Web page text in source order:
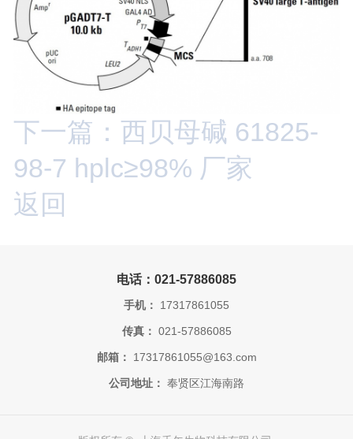
下一篇：西贝母碱 61825-
98-7 hplc≥98% 厂家
返回
电话：021-57886085
手机： 17317861055
传真： 021-57886085
邮箱： 17317861055@163.com
公司地址： 奉贤区江海南路